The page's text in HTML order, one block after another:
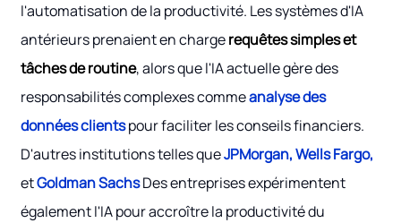
l'automatisation de la productivité. Les systèmes d'IA
antérieurs prenaient en chargerequêtes simples et
tâches de routine, alors que l'IA actuelle gère des
responsabilités complexes commeanalyse des
données clientspour faciliter les conseils financiers.
D'autres institutions telles queJPMorgan, Wells Fargo,
etGoldman SachsDes entreprises expérimentent
également l'IA pour accroître la productivité du